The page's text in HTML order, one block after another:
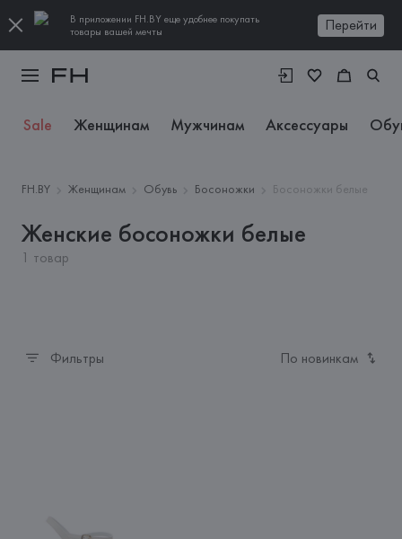
В приложении FH.BY еще удобнее покупать
товары вашей мечты
Перейти
Sale Женщинам Мужчинам Аксессуары
FH.BY Женщинам Обувь Босоножки Босоножки белые
Женские босоножки белые
1 товар
Фильтры По новинкам